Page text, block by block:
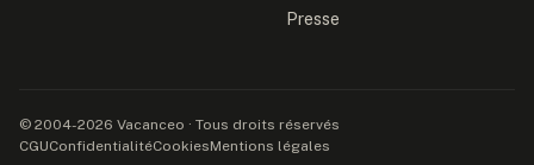
Presse
© 2004-2026 Vacanceo · Tous droits réservés
CGUConfidentialitéCookiesMentions légales